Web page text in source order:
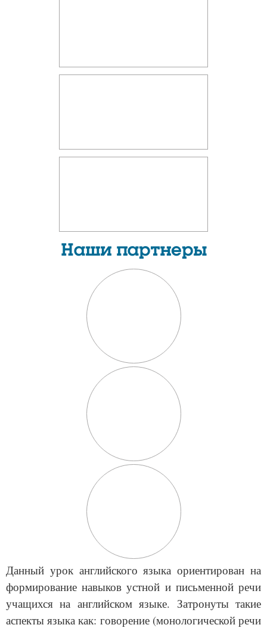
Данный урок английского языка ориентирован на
формирование навыков устной и письменной речи
учащихся на английском языке. Затронуты такие
аспекты языка как: говорение (монологической речи
Наши партнеры